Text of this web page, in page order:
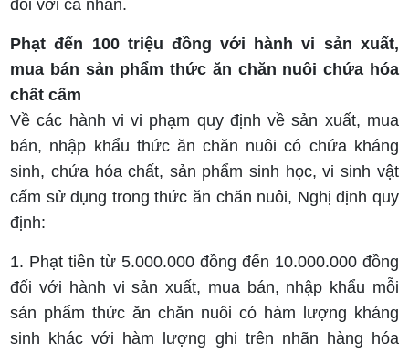
đối với cá nhân.
Phạt đến 100 triệu đồng với hành vi sản xuất,
mua bán sản phẩm thức ăn chăn nuôi chứa hóa
chất cấm
Về các hành vi vi phạm quy định về sản xuất, mua
bán, nhập khẩu thức ăn chăn nuôi có chứa kháng
sinh, chứa hóa chất, sản phẩm sinh học, vi sinh vật
cấm sử dụng trong thức ăn chăn nuôi, Nghị định quy
định:
1. Phạt tiền từ 5.000.000 đồng đến 10.000.000 đồng
đối với hành vi sản xuất, mua bán, nhập khẩu mỗi
sản phẩm thức ăn chăn nuôi có hàm lượng kháng
sinh khác với hàm lượng ghi trên nhãn hàng hóa